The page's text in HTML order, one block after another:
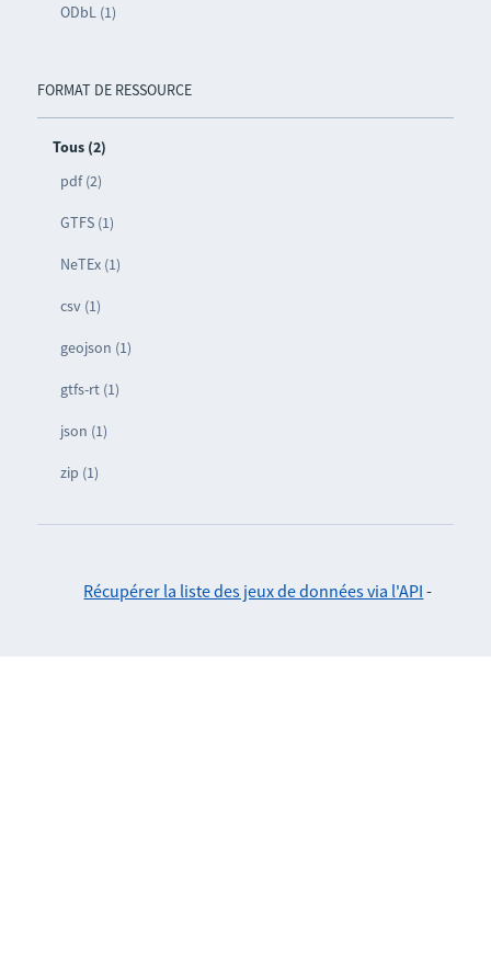
ODbL (1)
FORMAT DE RESSOURCE
Tous (2)
pdf (2)
GTFS (1)
NeTEx (1)
csv (1)
geojson (1)
gtfs-rt (1)
json (1)
zip (1)
Récupérer la liste des jeux de données via l'API -